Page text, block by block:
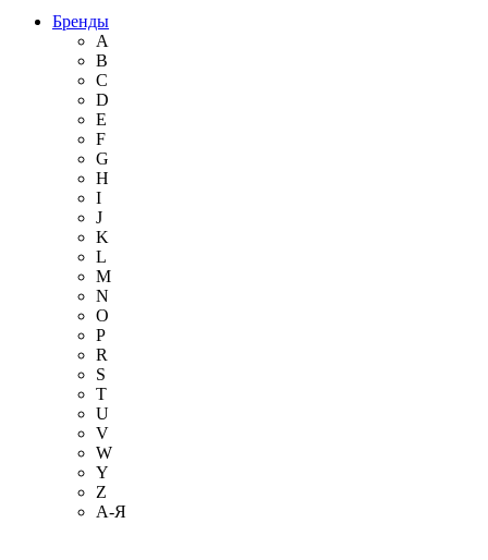
Бренды
A
B
C
D
E
F
G
H
I
J
K
L
M
N
O
P
R
S
T
U
V
W
Y
Z
А-Я